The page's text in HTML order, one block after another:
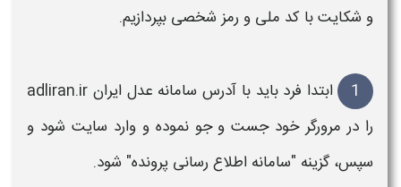
و شکایت با کد ملی و رمز شخصی بپردازیم.
1
ابتدا فرد باید با آدرس سامانه عدل ایران adliran.ir
را در مرورگر خود جست و جو نموده و وارد سایت شود و
سپس، گزینه "سامانه اطلاع رسانی پرونده" شود.